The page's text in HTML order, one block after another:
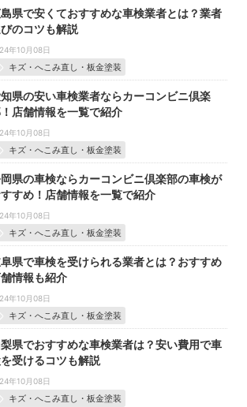
県で安くておすすめな車検業者とは？業者
のコツも解説
年10月08日
キズ・へこみ直し・板金塗装
県の安い車検業者ならカーコンビニ倶楽
店舗情報を一覧で紹介
年10月08日
キズ・へこみ直し・板金塗装
県の車検ならカーコンビニ倶楽部の車検が
すめ！店舗情報を一覧で紹介
年10月08日
キズ・へこみ直し・板金塗装
県で車検を受けられる業者とは？おすすめ
情報も紹介
年10月08日
キズ・へこみ直し・板金塗装
県でおすすめな車検業者は？安い費用で車
受けるコツも解説
年10月08日
キズ・へこみ直し・板金塗装